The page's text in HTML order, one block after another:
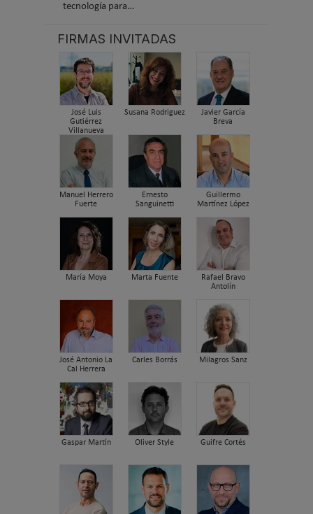
tecnología para…
FIRMAS INVITADAS
José Luis
Gutiérrez
Villanueva
Susana Rodriguez
Javier García
Breva
Manuel Herrero
Fuerte
Ernesto
Sanguinetti
Guillermo
Martínez López
María Moya Marta Fuente
Rafael Bravo
Antolín
José Antonio La
Cal Herrera
Carles Borrás Milagros Sanz
Gaspar Martín Oliver Style Guifre Cortés